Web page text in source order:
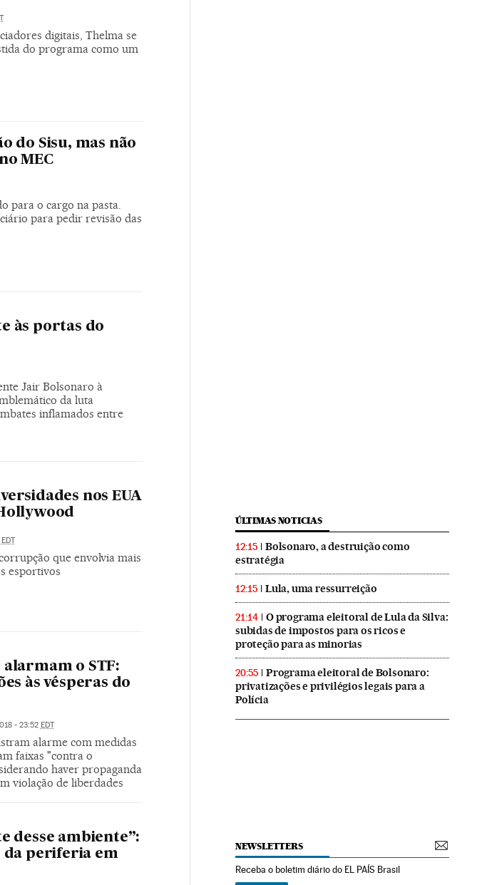
digitais, Thelma se
do programa como um
do Sisu, mas não
MEC
para o cargo na pasta.
para pedir revisão das
às portas do
Jair Bolsonaro à
da luta
inflamados entre
nos EUA
EDT
que envolvia mais
esportivos
o STF:
às vésperas do
- 23:52 EDT
alarme com medidas
faixas "contra o
haver propaganda
violação de liberdades
desse ambiente”:
da periferia em
ÚLTIMAS NOTICIAS
12:15
Bolsonaro, a destruição como
estratégia
12:15 Lula, uma ressurreição
21:14
O programa eleitoral de Lula da Silva:
subidas de impostos para os ricos e
proteção para as minorias
20:55
Programa eleitoral de Bolsonaro:
privatizações e privilégios legais para a
Polícia
NEWSLETTERS
Receba o boletim diário do EL PAÍS Brasil